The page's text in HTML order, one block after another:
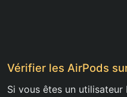
Vérifier les AirPods
Si vous êtes un